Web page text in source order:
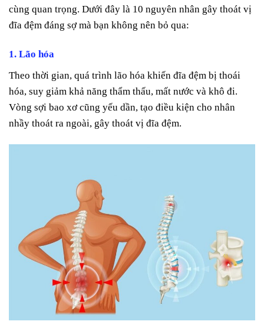
cùng quan trọng. Dưới đây là 10 nguyên nhân gây thoát vị
đĩa đệm đáng sợ mà bạn không nên bỏ qua:
1. Lão hóa
Theo thời gian, quá trình lão hóa khiến đĩa đệm bị thoái
hóa, suy giảm khả năng thẩm thấu, mất nước và khô đi.
Vòng sợi bao xơ cũng yếu dần, tạo điều kiện cho nhân
nhầy thoát ra ngoài, gây thoát vị đĩa đệm.